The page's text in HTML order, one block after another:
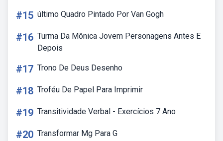
#15 último Quadro Pintado Por Van Gogh
#16 Turma Da Mônica Jovem Personagens Antes E
Depois
#17 Trono De Deus Desenho
#18 Troféu De Papel Para Imprimir
#19 Transitividade Verbal - Exercícios 7 Ano
#20 Transformar Mg Para G